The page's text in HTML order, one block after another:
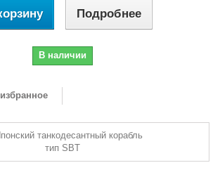
Подробнее
В наличии